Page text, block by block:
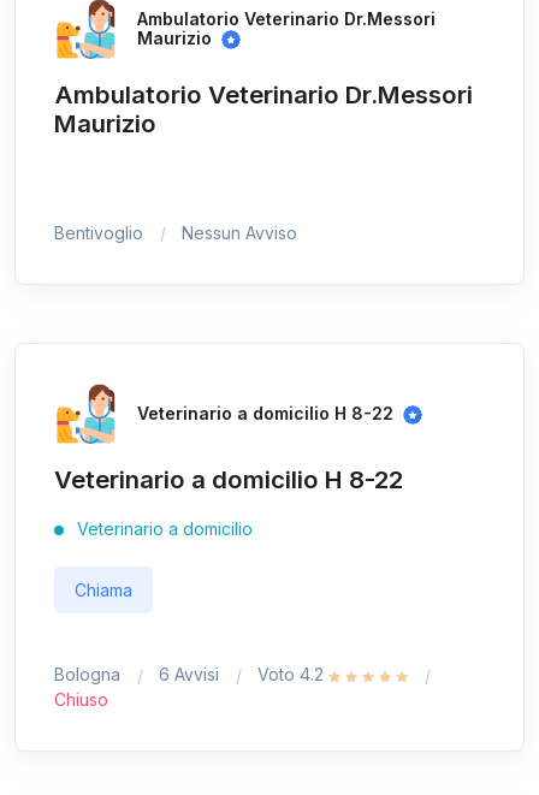
Ambulatorio Veterinario Dr.Messori
Maurizio
Ambulatorio Veterinario Dr.Messori
Maurizio
Bentivoglio Nessun Avviso
Veterinario a domicilio H 8-22
Veterinario a domicilio H 8-22
Veterinario a domicilio
Chiama
Bologna 6 Avvisi
Voto 4.2
Chiuso